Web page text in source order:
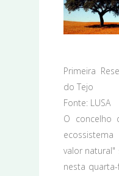
Primeira
do Tejo
Fonte: LUSA
O concelho
valor
nesta